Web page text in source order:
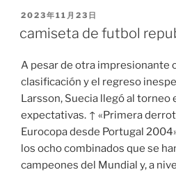
PUBLICADO
2023年11月23日
camiseta de futbol
A pesar de otra impresionante
clasificación y el regreso
Larsson, Suecia llegó al torneo
expectativas. ↑ «Primera
Eurocopa desde Portugal
los ocho combinados que se
campeones del Mundial y, a